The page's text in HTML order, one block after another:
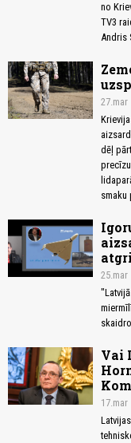
no
TV3
Andris
27.mar
dēļ
smaku
25.mar
Vai
17.mar